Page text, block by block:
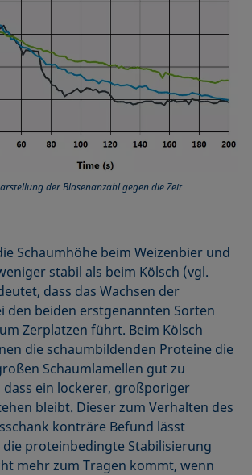
der Blasenanzahl gegen die Zeit
Schaumhöhe beim Weizenbier und
stabil als beim Kölsch (vgl.
dass das Wachsen der
den beiden erstgenannten Sorten
Zerplatzen führt. Beim Kölsch
die schaumbildenden Proteine die
Schaumlamellen gut zu
dass ein lockerer, großporiger
bleibt. Dieser zum Verhalten des
konträre Befund lässt
proteinbedingte Stabilisierung
mehr zum Tragen kommt, wenn